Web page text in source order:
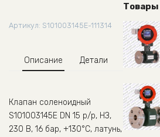
Артикул: S101003145E-111314
Описание Детали
Клапан соленоидный
S101003145E DN 15 р/р, НЗ,
230 В, 16 бар, +130°С, латунь,
Товары